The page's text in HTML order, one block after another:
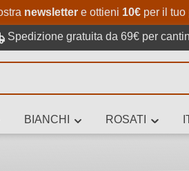
Passa al
Salta alla ricerca
Passa alla
newsletter e ottieni 10€ per il tuo
Spedizione gratuita da 69€ per
BIANCHI ROSATI